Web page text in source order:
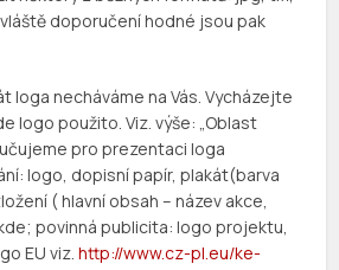
doporučení hodné jsou pak
loga necháváme na Vás. Vycházejte
logo použito. Viz. výše: „Oblast
pro prezentaci loga
logo, dopisní papír, plakát(barva
( hlavní obsah – název akce,
povinná publicita: logo projektu,
EU viz.http://www.cz-pl.eu/ke-